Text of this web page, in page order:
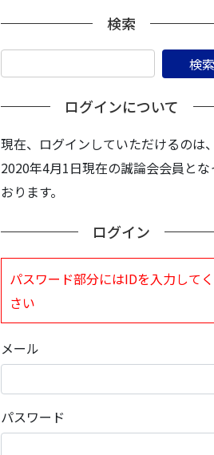
検索
ログインについて
現在、ログインしていただけるのは、
2020年4月1日現在の誠論会会員とな
おります。
ログイン
パスワード部分にはIDを入力して
さい
メール
パスワード